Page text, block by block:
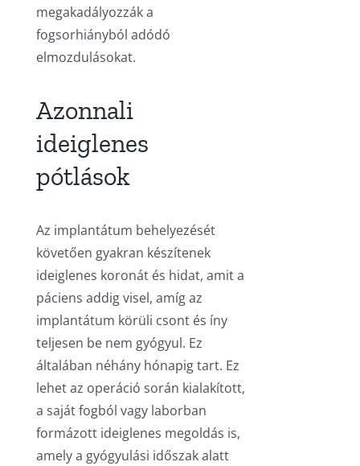
megakadályozzák a
fogsorhiányból adódó
elmozdulásokat.
Azonnali
ideiglenes
pótlások
Az implantátum behelyezését
követően gyakran készítenek
ideiglenes koronát és hidat, amit a
páciens addig visel, amíg az
implantátum körüli csont és íny
teljesen be nem gyógyul. Ez
általában néhány hónapig tart. Ez
lehet az operáció során kialakított,
a saját fogból vagy laborban
formázott ideiglenes megoldás is,
amely a gyógyulási időszak alatt